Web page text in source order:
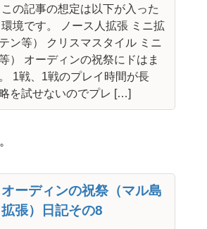
この記事の想定は以下が入った
環境です。 ノース人拡張 ミニ拡
ン等） クリスマスタイル ミニ
） オーディンの祝祭にドはま
1戦、1戦のプレイ時間が長
を試せないのでプレ […]
オーディンの祝祭（マル島
拡張）日記その8